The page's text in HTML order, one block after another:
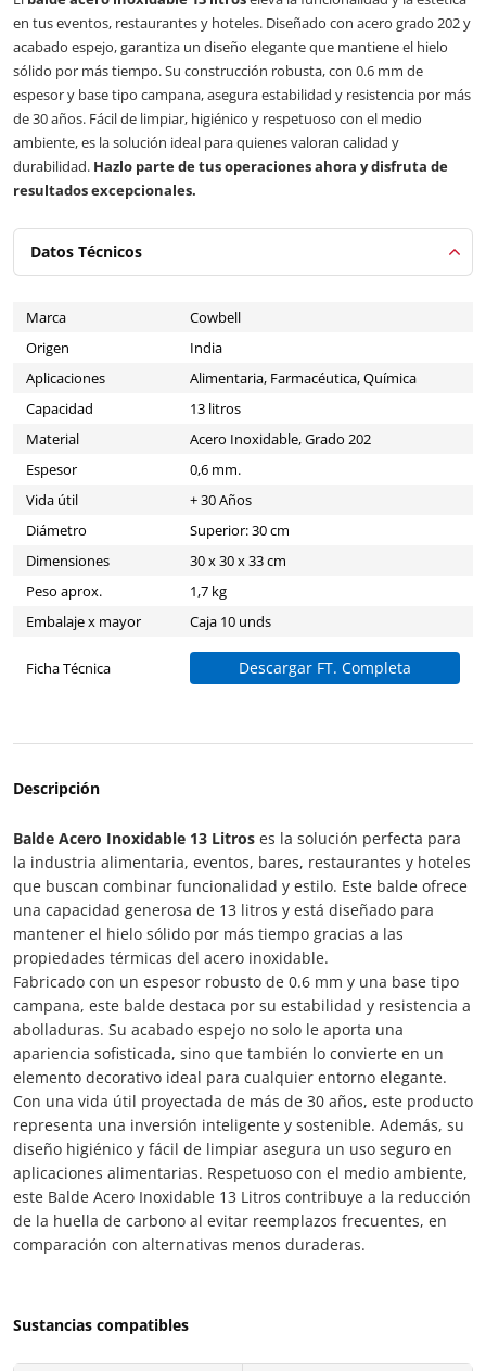
en tus eventos, restaurantes y hoteles. Diseñado con acero grado 202 y
acabado espejo, garantiza un diseño elegante que mantiene el hielo
sólido por más tiempo. Su construcción robusta, con 0.6 mm de
espesor y base tipo campana, asegura estabilidad y resistencia por más
de 30 años. Fácil de limpiar, higiénico y respetuoso con el medio
ambiente, es la solución ideal para quienes valoran calidad y
durabilidad. Hazlo parte de tus operaciones ahora y disfruta de
resultados excepcionales.
Datos Técnicos
Marca
Cowbell
Origen
India
Aplicaciones
Alimentaria, Farmacéutica, Química
Capacidad
13 litros
Material
Acero Inoxidable, Grado 202
Espesor
0,6 mm.
Vida útil
+ 30 Años
Diámetro
Superior: 30 cm
Dimensiones
30 x 30 x 33 cm
Peso aprox.
1,7 kg
Embalaje x mayor
Caja 10 unds
Ficha Técnica Descargar FT. Completa
Descripción
Balde Acero Inoxidable 13 Litros es la solución perfecta para
la industria alimentaria, eventos, bares, restaurantes y hoteles
que buscan combinar funcionalidad y estilo. Este balde ofrece
una capacidad generosa de 13 litros y está diseñado para
mantener el hielo sólido por más tiempo gracias a las
propiedades térmicas del acero inoxidable.
Fabricado con un espesor robusto de 0.6 mm y una base tipo
campana, este balde destaca por su estabilidad y resistencia a
abolladuras. Su acabado espejo no solo le aporta una
apariencia sofisticada, sino que también lo convierte en un
elemento decorativo ideal para cualquier entorno elegante.
Con una vida útil proyectada de más de 30 años, este producto
representa una inversión inteligente y sostenible. Además, su
diseño higiénico y fácil de limpiar asegura un uso seguro en
aplicaciones alimentarias. Respetuoso con el medio ambiente,
este Balde Acero Inoxidable 13 Litros contribuye a la reducción
de la huella de carbono al evitar reemplazos frecuentes, en
comparación con alternativas menos duraderas.
Sustancias compatibles